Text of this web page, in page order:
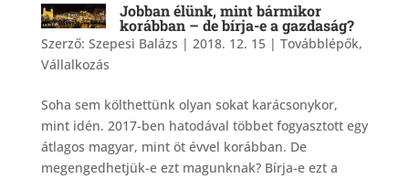
Jobban élünk, mint bármikor
korábban – de bírja-e a gazdaság?
Szerző: Szepesi Balázs | 2018. 12. 15| Továbblépők,
Vállalkozás
Soha sem költhettünk olyan sokat karácsonykor,
mint idén. 2017-ben hatodával többet fogyasztott egy
átlagos magyar, mint öt évvel korábban. De
megengedhetjük-e ezt magunknak? Bírja-e ezt a